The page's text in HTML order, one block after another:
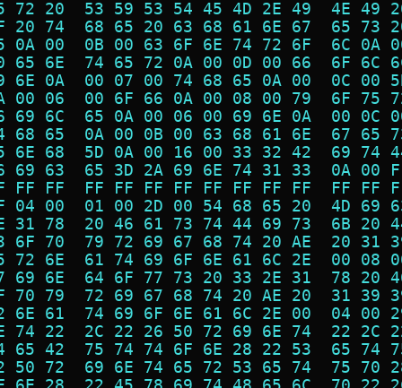
72 20  53 59 53 54 45 4D 2E 49  4E
20 74  68 65 20 63 68 61 6E 67  65
0A 00  0B 00 63 6F 6E 74 72 6F  6C
65 6E  74 65 72 0A 00 0D 00 66  6F
6E 0A  00 07 00 74 68 65 0A 00  0C
00 06  00 6F 66 0A 00 08 00 79  6F
69 6C  65 0A 00 06 00 69 6E 0A  00
68 65  0A 00 0B 00 63 68 61 6E  67
6E 68  5D 0A 00 16 00 33 32 42  69
69 63  65 3D 2A 69 6E 74 31 33  0A
FF FF  FF FF FF FF FF FF FF FF  FF
04 00  01 00 2D 00 54 68 65 20  4D
31 78  20 46 61 73 74 44 69 73  6B
6F 70  79 72 69 67 68 74 20 AE  20
72 6E  61 74 69 6F 6E 61 6C 2E  00
69 6E  64 6F 77 73 20 33 2E 31  78
70 79  72 69 67 68 74 20 AE 20  31
6E 61  74 69 6F 6E 61 6C 2E 00  04
74 22  2C 22 26 50 72 69 6E 74  22
65 42  75 74 74 6F 6E 28 22 53  65
50 72  69 6E 74 65 72 53 65 74  75